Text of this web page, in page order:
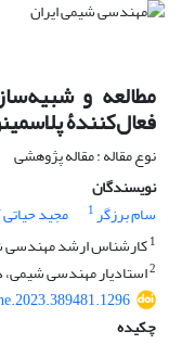
مطالعه و
فعال‌کنندۀ
نوع مقاله : مقاله پژوهشی
نویسندگان
سام برزگر1 مجید
1کارشناس ارشد مهندسی
2استادیار مهندسی
چکیده